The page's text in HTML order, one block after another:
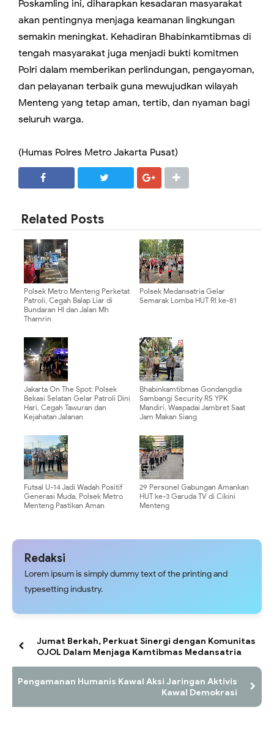
Poskamling ini, diharapkan kesadaran masyarakat
akan pentingnya menjaga keamanan lingkungan
semakin meningkat. Kehadiran Bhabinkamtibmas di
tengah masyarakat juga menjadi bukti komitmen
Polri dalam memberikan perlindungan, pengayoman,
dan pelayanan terbaik guna mewujudkan wilayah
Menteng yang tetap aman, tertib, dan nyaman bagi
seluruh warga.
(Humas Polres Metro Jakarta Pusat)
Related Posts
Polsek Metro Menteng Perketat
Patroli, Cegah Balap Liar di
Bundaran HI dan Jalan Mh
Thamrin
Polsek Medansatria Gelar
Semarak Lomba HUT RI ke-81
Jakarta On The Spot: Polsek
Bekasi Selatan Gelar Patroli Dini
Hari, Cegah Tawuran dan
Kejahatan Jalanan
Bhabinkamtibmas Gondangdia
Sambangi Security RS YPK
Mandiri, Waspadai Jambret Saat
Jam Makan Siang
Futsal U-14 Jadi Wadah Positif
Generasi Muda, Polsek Metro
Menteng Pastikan Aman
29 Personel Gabungan Amankan
HUT ke-3 Garuda TV di Cikini
Menteng
Redaksi
Lorem ipsum is simply dummy text of the printing and
typesetting industry.
Jumat Berkah, Perkuat Sinergi dengan Komunitas
OJOL Dalam Menjaga Kamtibmas Medansatria
Pengamanan Humanis Kawal Aksi Jaringan Aktivis
Kawal Demokrasi